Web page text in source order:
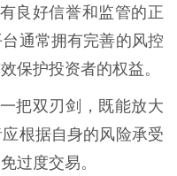
良好信誉和监管的正
通常拥有完善的风控
保护投资者的权益。
把双刃剑，既能放大
根据自身的风险承受
过度交易。